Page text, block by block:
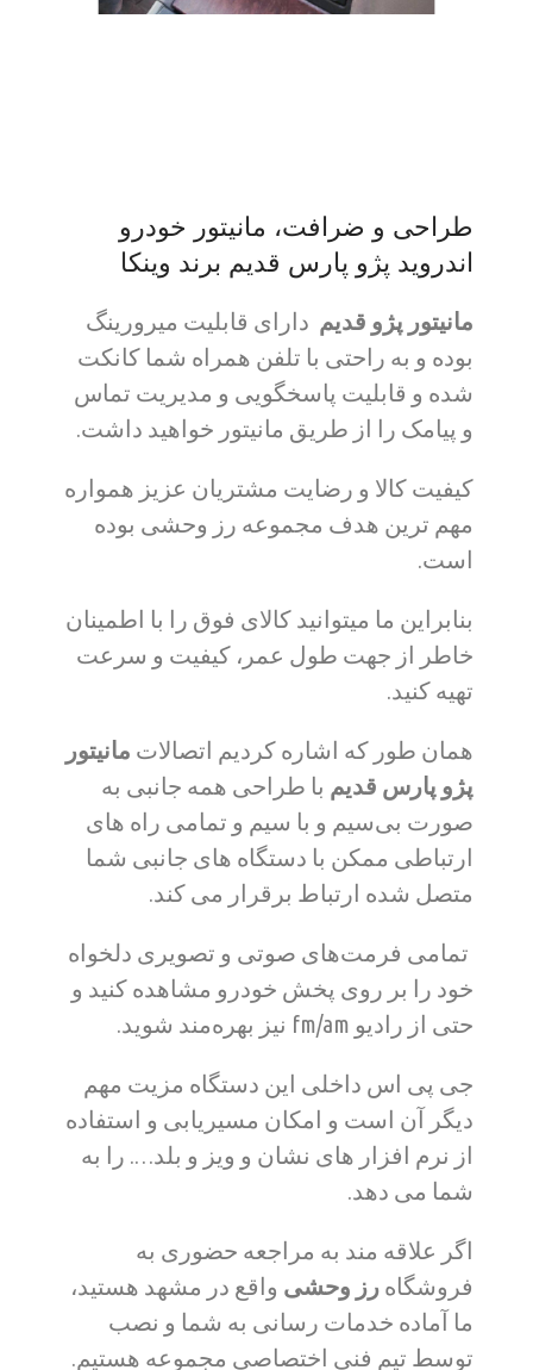
طراحی و ضرافت، مانیتور خودرو
اندروید پژو پارس قدیم برند وینکا
مانیتور پژو قدیم دارای قابلیت میرورینگ
بوده و به راحتی با تلفن همراه شما کانکت
شده و قابلیت پاسخگویی و مدیریت تماس
و پیامک را از طریق مانیتور خواهید داشت.
کیفیت کالا و رضایت مشتریان عزیز همواره
مهم ترین هدف مجموعه رز وحشی بوده
است.
بنابراین ما میتوانید کالای فوق را با اطمینان
خاطر از جهت طول عمر، کیفیت و سرعت
تهیه کنید.
همان طور که اشاره کردیم اتصالات مانیتور
پژو پارس قدیم با طراحی همه جانبی به
صورت بی‌سیم و با سیم و تمامی راه های
ارتباطی ممکن با دستگاه های جانبی شما
متصل شده ارتباط برقرار می کند.
تمامی فرمت‌های صوتی و تصویری دلخواه
خود را بر روی پخش خودرو مشاهده کنید و
حتی از رادیو fm/am نیز بهره‌مند شوید.
جی پی اس داخلی این دستگاه مزیت مهم
دیگر آن است و امکان مسیریابی و استفاده
از نرم افزار های نشان و ویز و بلد…. را به
شما می دهد.
اگر علاقه مند به مراجعه حضوری به
فروشگاه رز وحشی واقع در مشهد هستید،
ما آماده خدمات رسانی به شما و نصب
توسط تیم فنی اختصاصی مجموعه هستیم.